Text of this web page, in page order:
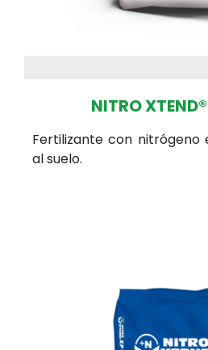
NITRO
Fertilizante con nitrógeno
al suelo.